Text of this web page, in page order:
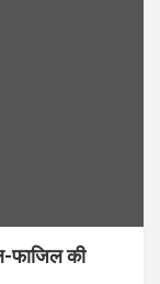
फाजिल की